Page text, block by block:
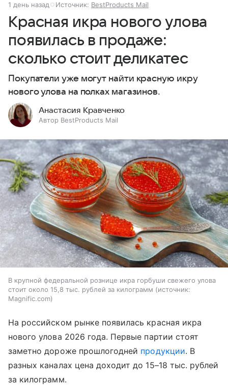
1 день назад Источник: BestProducts Mail
Красная икра нового улова
появилась в продаже:
сколько стоит деликатес
Покупатели уже могут найти красную икру
нового улова на полках магазинов.
Анастасия Кравченко
Автор BestProducts Mail
В крупной федеральной рознице икра горбуши свежего улова
стоит около 15,8 тыс. рублей за килограмм
источник:
Magnific.com
На российском рынке появилась красная икра
нового улова 2026 года. Первые партии стоят
заметно дороже прошлогодней продукции. В
разных каналах цена доходит до 15–18 тыс. рублей
за килограмм.